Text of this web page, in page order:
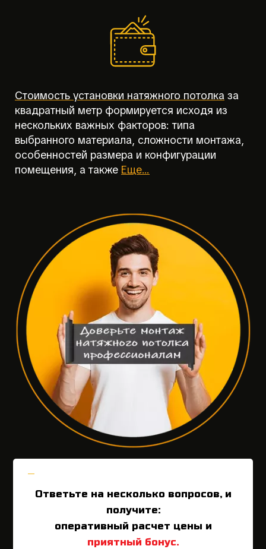
Стоимость установки натяжного потолка за
квадратный метр формируется исходя из
нескольких важных факторов: типа
выбранного материала, сложности монтажа,
особенностей размера и конфигурации
помещения, а также Еще...
Ответьте на несколько вопросов, и
получите:
оперативный расчет цены и
приятный бонус.